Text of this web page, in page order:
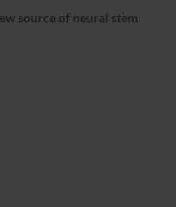
source of neural stem